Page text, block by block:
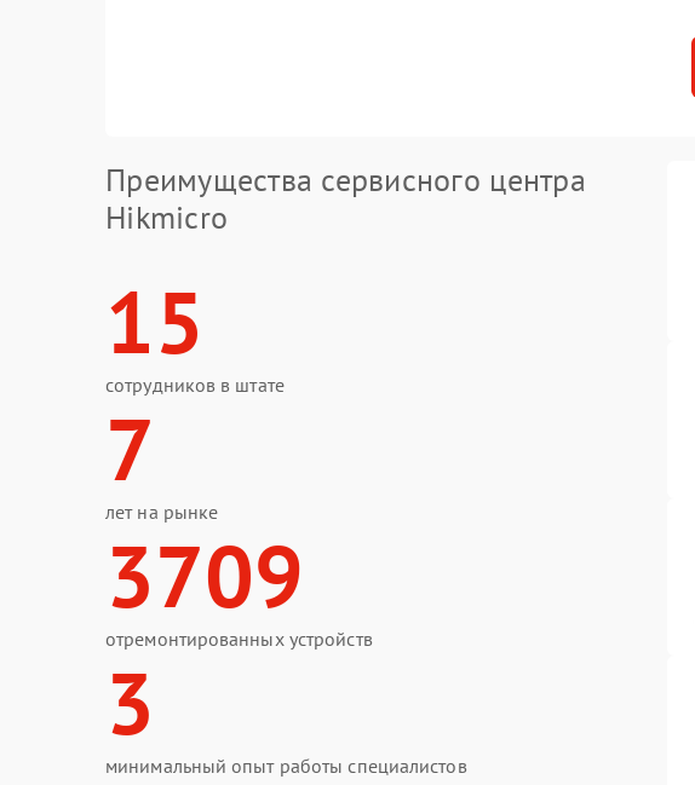
Преимущества сервисного центра
Hikmicro
15
сотрудников в штате
7
лет на рынке
3709
отремонтированных устройств
3
минимальный опыт работы специалистов